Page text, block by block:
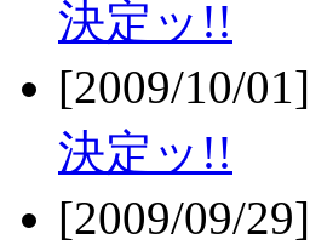
決定ッ!!
[2009/10/01]
決定ッ!!
[2009/09/29]